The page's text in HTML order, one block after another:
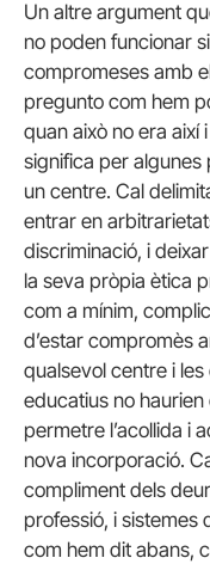
Un altre argument
no poden funcionar
compromeses amb
pregunto com hem
quan això no era
significa per algunes
un centre. Cal
entrar en
discriminació, i
la seva pròpia ètica
com a mínim,
d’estar compromès
qualsevol centre i
educatius no
permetre l’acollida i
nova incorporació.
compliment dels
professió, i sistemes
com hem dit abans,